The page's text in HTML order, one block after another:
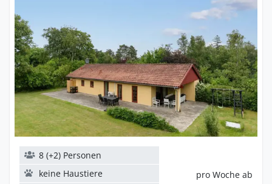
pro Woche ab
8 (+2) Personen
keine Haustiere